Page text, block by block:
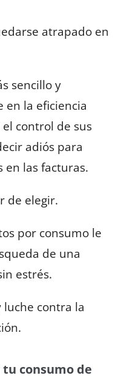
atrapado en
sencillo y
en la eficiencia
control de sus
adiós para
en las facturas.
de elegir.
por consumo le
de una
estrés.
contra la
consumo de